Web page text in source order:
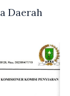
Daerah